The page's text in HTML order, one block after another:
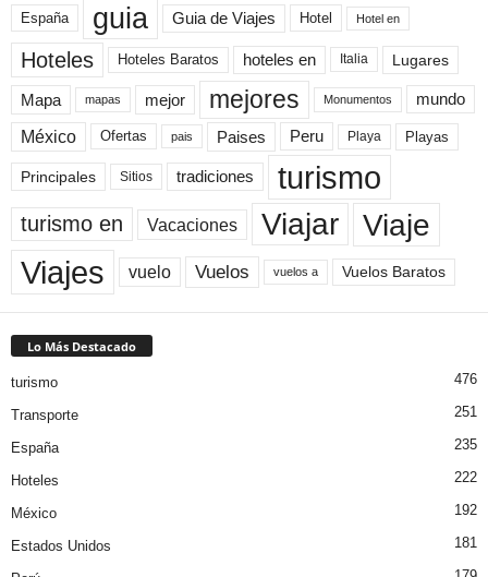
España guia Guia de Viajes Hotel Hotel en
Hoteles Hoteles Baratos hoteles en Italia Lugares
Mapa mapas mejor mejores Monumentos mundo
México Ofertas pais Paises Peru Playa Playas
Principales Sitios tradiciones turismo
turismo en Vacaciones Viajar Viaje
Viajes vuelo Vuelos vuelos a Vuelos Baratos
Lo Más Destacado
turismo 476
Transporte 251
España 235
Hoteles 222
México 192
Estados Unidos 181